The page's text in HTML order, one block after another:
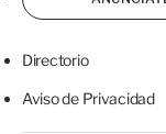
Directorio
Aviso de Privacidad